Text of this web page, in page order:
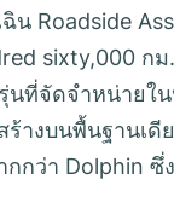
น Roadside
sixty,000 กม.
ที่จัดจำหน่ายใ
างบนพื้นฐานเดี
กว่า Dolphin ซึ่